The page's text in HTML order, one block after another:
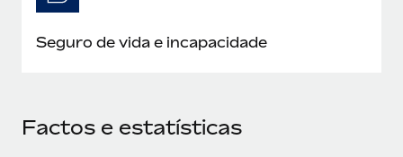
Seguro de vida e incapacidade
Factos e estatísticas